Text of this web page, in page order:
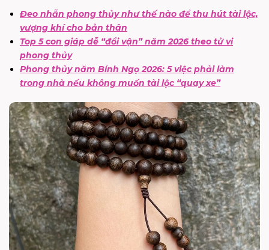
Đeo nhẫn phong thủy như thế nào để thu hút tài lộc,
vượng khí cho bản thân
Top 5 con giáp dễ “đổi vận” năm 2026 theo tử vi
phong thủy
Phong thủy năm Bính Ngọ 2026: 5 việc phải làm
trong nhà nếu không muốn tài lộc “quay xe”